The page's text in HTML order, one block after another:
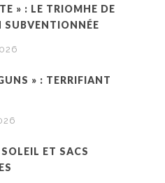
» : LE TRIOMHE DE
SUBVENTIONNÉE
» : TERRIFIANT
ET SACS